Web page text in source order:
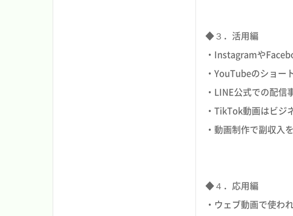
◆３．活用編
・Instagramや
・YouTubeのショー
・LINE公式での配信
・TikTok動画はビジ
・動画制作で副収入
◆４．応用編
・ウェブ動画で使わ